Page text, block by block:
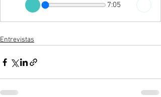
7:05
Entrevistas